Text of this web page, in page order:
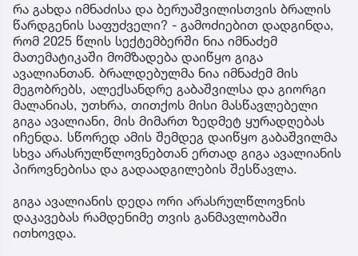
რა გახდა იმნაძისა და ბერუაშვილისთვის ბრალის
წარდგენის საფუძველი? - გამოძიებით დადგინდა,
რომ 2025 წლის სექტემბერში ნია იმნაძემ
მათემატიკაში მომზადება დაიწყო გიგა
ავალიანთან. ბრალდებულმა ნია იმნაძემ მის
მეგობრებს, ალექსანდრე გაბაშვილსა და გიორგი
მალანიას, უთხრა, თითქოს მისი მასწავლებელი
გიგა ავალიანი, მის მიმართ ზედმეტ ყურადღებას
იჩენდა. სწორედ ამის შემდეგ დაიწყო გაბაშვილმა
სხვა არასრულწლოვნებთან ერთად გიგა ავალიანის
პიროვნებისა და გადაადგილების შესწავლა.
გიგა ავალიანის დედა ორი არასრულწლოვნის
დაკავებას რამდენიმე თვის განმავლობაში
ითხოვდა.